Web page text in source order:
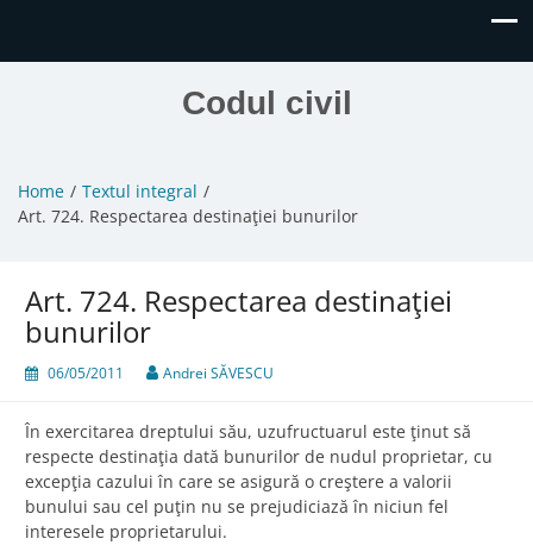
Codul civil
Home
Textul integral
Art. 724. Respectarea destinaţiei bunurilor
Art. 724. Respectarea destinaţiei
bunurilor
06/05/2011 Andrei SĂVESCU
În exercitarea dreptului său, uzufructuarul este ţinut să
respecte destinaţia dată bunurilor de nudul proprietar, cu
excepţia cazului în care se asigură o creştere a valorii
bunului sau cel puţin nu se prejudiciază în niciun fel
interesele proprietarului.